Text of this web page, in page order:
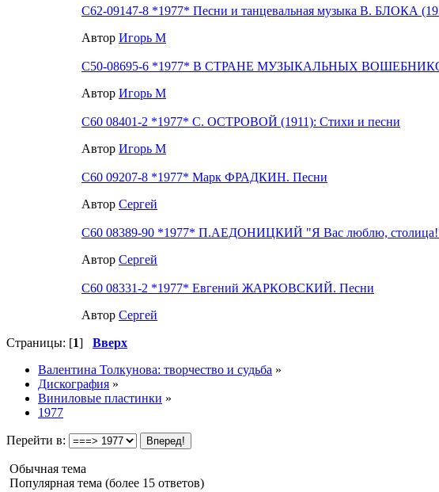
С62-09147-8 *1977* Песни и танцевальная музыка В. БЛОКА
Автор Игорь М
С50-08695-6 *1977* В СТРАНЕ МУЗЫКАЛЬНЫХ ВОШЕБНИКОВ
Автор Игорь М
С60 08401-2 *1977* С. ОСТРОВОЙ (1911): Стихи и песни
Автор Игорь М
С60 09207-8 *1977* Марк ФРАДКИН. Песни
Автор Сергей
С60 08389-90 *1977* П.АЕДОНИЦКИЙ "Я Вас люблю,
Автор Сергей
С60 08331-2 *1977* Евгений ЖАРКОВСКИЙ. Песни
Автор Сергей
Страницы: [1] Вверх
Валентина Толкунова: творчество и судьба »
Дискография »
Виниловые пластинки »
1977
Перейти в:
Обычная тема
Популярная тема (более 15 ответов)